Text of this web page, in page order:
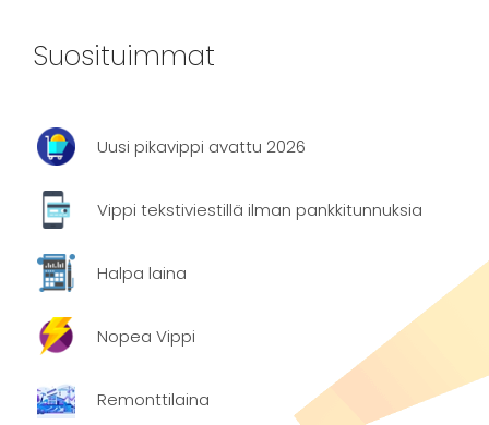
Suosituimmat
Uusi pikavippi avattu 2026
Vippi tekstiviestillä ilman pankkitunnuksia
Halpa laina
Nopea Vippi
Remonttilaina